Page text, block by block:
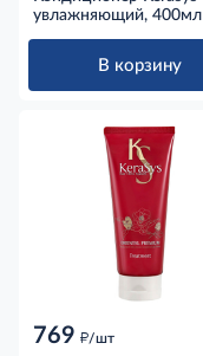
увлажняющий, 400мл
В корзину
769 д/шт